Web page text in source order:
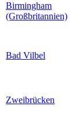
Birmingham
(Großbritannien)
Bad Vilbel
Zweibrücken